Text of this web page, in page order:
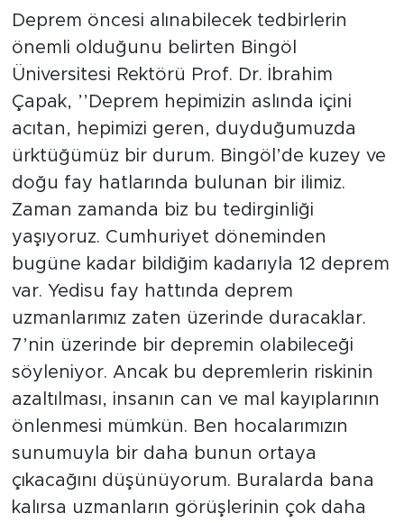
Deprem öncesi alınabilecek tedbirlerin
önemli olduğunu belirten Bingöl
Üniversitesi Rektörü Prof. Dr. İbrahim
Çapak, ’’Deprem hepimizin aslında içini
acıtan, hepimizi geren, duyduğumuzda
ürktüğümüz bir durum. Bingöl’de kuzey ve
doğu fay hatlarında bulunan bir ilimiz.
Zaman zamanda biz bu tedirginliği
yaşıyoruz. Cumhuriyet döneminden
bugüne kadar bildiğim kadarıyla 12 deprem
var. Yedisu fay hattında deprem
uzmanlarımız zaten üzerinde duracaklar.
7’nin üzerinde bir depremin olabileceği
söyleniyor. Ancak bu depremlerin riskinin
azaltılması, insanın can ve mal kayıplarının
önlenmesi mümkün. Ben hocalarımızın
sunumuyla bir daha bunun ortaya
çıkacağını düşünüyorum. Buralarda bana
kalırsa uzmanların görüşlerinin çok daha